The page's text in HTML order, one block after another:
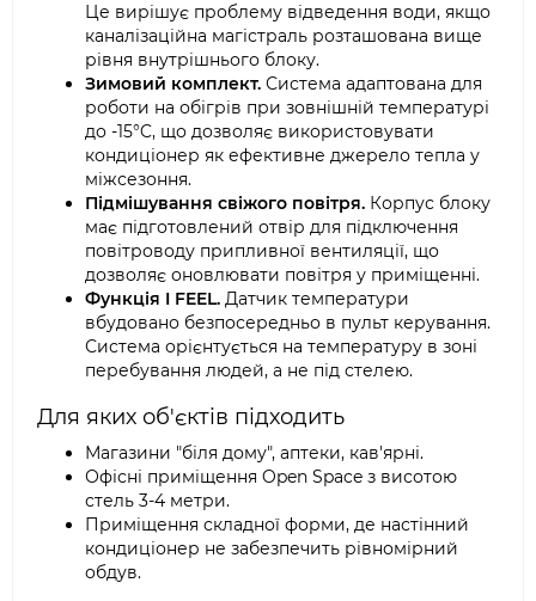
Це вирішує проблему відведення води, якщо
каналізаційна магістраль розташована вище
рівня внутрішнього блоку.
Зимовий комплект. Система адаптована для
роботи на обігрів при зовнішній температурі
до -15°C, що дозволяє використовувати
кондиціонер як ефективне джерело тепла у
міжсезоння.
Підмішування свіжого повітря. Корпус блоку
має підготовлений отвір для підключення
повітроводу припливної вентиляції, що
дозволяє оновлювати повітря у приміщенні.
Функція I FEEL. Датчик температури
вбудовано безпосередньо в пульт керування.
Система орієнтується на температуру в зоні
перебування людей, а не під стелею.
Для яких об'єктів підходить
Магазини "біля дому", аптеки, кав'ярні.
Офісні приміщення Open Space з висотою
стель 3-4 метри.
Приміщення складної форми, де настінний
кондиціонер не забезпечить рівномірний
обдув.